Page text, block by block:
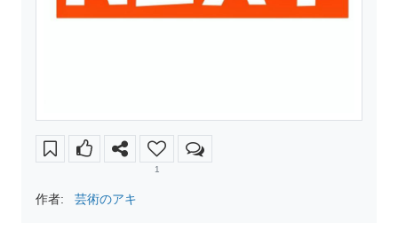
1
作者: 芸術のアキ